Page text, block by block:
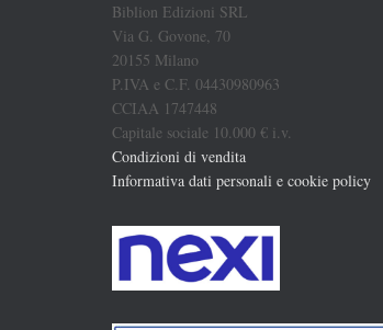
Biblion Edizioni SRL
Via G. Govone, 70
20155 Milano
P.IVA e C.F. 04430980963
CCIAA 1747448
Capitale sociale 10.000 € i.v.
Condizioni di vendita
Informativa dati personali e cookie policy